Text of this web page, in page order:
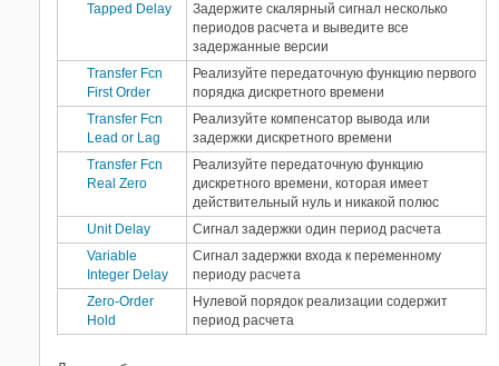
Tapped Delay
Задержите скалярный сигнал несколько
периодов расчета и выведите все
задержанные версии
Transfer Fcn
First Order
Реализуйте передаточную функцию первого
порядка дискретного времени
Transfer Fcn
Lead or Lag
Реализуйте компенсатор вывода или
задержки дискретного времени
Transfer Fcn
Real Zero
Реализуйте передаточную функцию
дискретного времени, которая имеет
действительный нуль и никакой полюс
Unit Delay
Сигнал задержки один период расчета
Variable
Integer Delay
Сигнал задержки входа к переменному
периоду расчета
Zero-Order
Hold
Нулевой порядок реализации содержит
период расчета